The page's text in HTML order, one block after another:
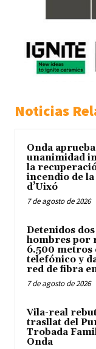
Noticias
Onda
unanimidad
la
incendio de la
d’Uixó
7 de agosto de 2026
Detenidos dos
hombres por
6.500 metros
telefónico y
red de fibra
7 de agosto de 2026
Vila-real
trasllat del
Trobada
Onda